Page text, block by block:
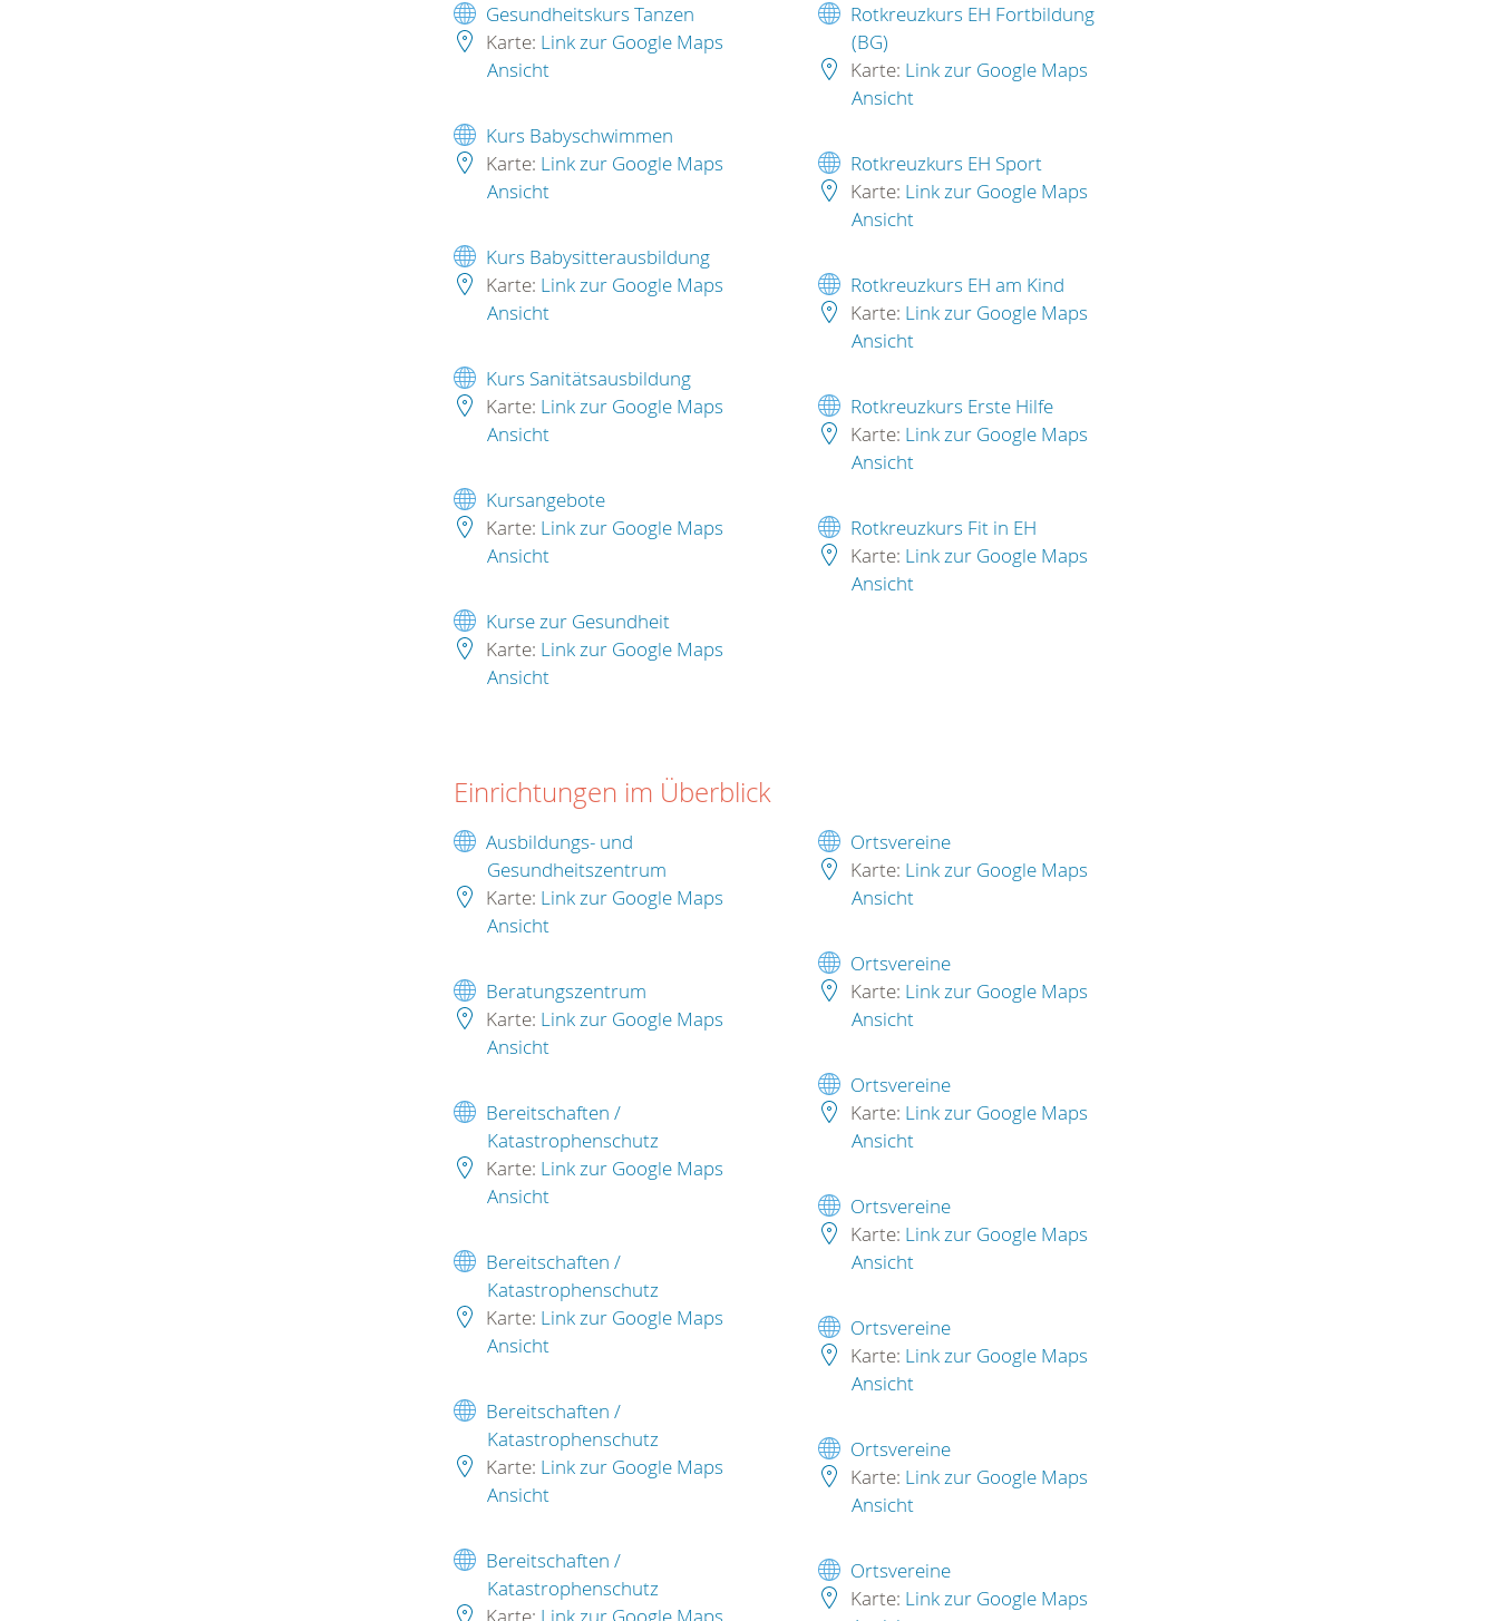
Gesundheitskurs Tanzen
Karte: Link zur Google Maps
Ansicht
Kurs Babyschwimmen
Karte: Link zur Google Maps
Ansicht
Kurs Babysitterausbildung
Karte: Link zur Google Maps
Ansicht
Kurs Sanitätsausbildung
Karte: Link zur Google Maps
Ansicht
Kursangebote
Karte: Link zur Google Maps
Ansicht
Kurse zur Gesundheit
Karte: Link zur Google Maps
Ansicht
Rotkreuzkurs EH Fortbildung
(BG)
Karte: Link zur Google Maps
Ansicht
Rotkreuzkurs EH Sport
Karte: Link zur Google Maps
Ansicht
Rotkreuzkurs EH am Kind
Karte: Link zur Google Maps
Ansicht
Rotkreuzkurs Erste Hilfe
Karte: Link zur Google Maps
Ansicht
Rotkreuzkurs Fit in EH
Karte: Link zur Google Maps
Ansicht
Einrichtungen im Überblick
Ausbildungs- und
Gesundheitszentrum
Karte: Link zur Google Maps
Ansicht
Beratungszentrum
Karte: Link zur Google Maps
Ansicht
Bereitschaften /
Katastrophenschutz
Karte: Link zur Google Maps
Ansicht
Bereitschaften /
Katastrophenschutz
Karte: Link zur Google Maps
Ansicht
Bereitschaften /
Katastrophenschutz
Karte: Link zur Google Maps
Ansicht
Bereitschaften /
Katastrophenschutz
Ortsvereine
Karte: Link zur Google Maps
Ansicht
Ortsvereine
Karte: Link zur Google Maps
Ansicht
Ortsvereine
Karte: Link zur Google Maps
Ansicht
Ortsvereine
Karte: Link zur Google Maps
Ansicht
Ortsvereine
Karte: Link zur Google Maps
Ansicht
Ortsvereine
Karte: Link zur Google Maps
Ansicht
Ortsvereine
Karte: Link zur Google Maps